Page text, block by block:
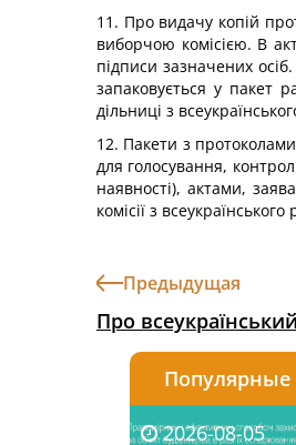
11. Про видачу копій
виборчою комісією. В
підписи зазначених
запаковується у пакет
дільниці з
12. Пакети з
для голосування,
наявності), актами,
комісії з
Предыдущая
Про
Популярные
2026-08-05
2026-08-